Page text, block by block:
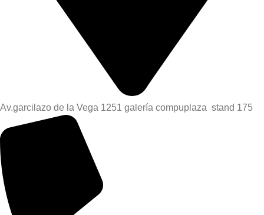
Av.garcilazo de la Vega 1251 galería compuplaza stand 175